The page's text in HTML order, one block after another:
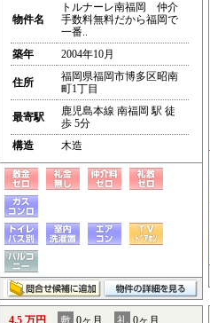
物件名
トルナーレ南福岡 仲介
手数料無料だから福岡で
一番..
築年
2004年10月
住所
福岡県福岡市博多区昭南
町1丁目
最寄駅
鹿児島本線 南福岡 駅 徒
歩 5分
構造
木造
4.5 万円 敷 0ヶ月 礼 0ヶ月